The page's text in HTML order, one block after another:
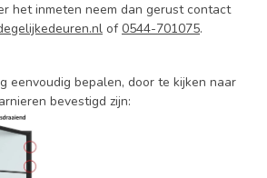
het inmeten neem dan gerust contact
of0544-701075.
eenvoudig bepalen, door te kijken naar
bevestigd zijn: